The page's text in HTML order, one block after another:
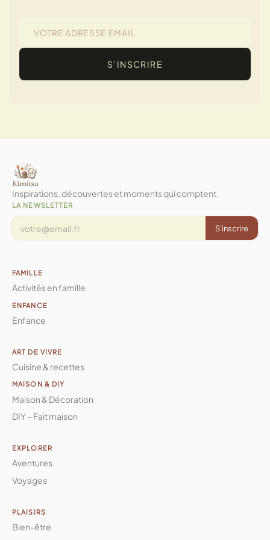
S’INSCRIRE
Inspirations, découvertes et moments qui comptent.
LA NEWSLETTER
S'inscrire
FAMILLE
Activités en famille
ENFANCE
Enfance
ART DE VIVRE
Cuisine & recettes
MAISON & DIY
Maison & Décoration
DIY – Fait maison
EXPLORER
Aventures
Voyages
PLAISIRS
Bien-être